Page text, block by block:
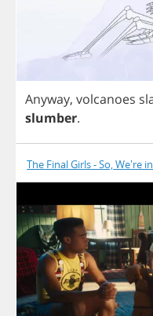
Anyway, volcanoes
slumber.
The Final Girls - So, We're